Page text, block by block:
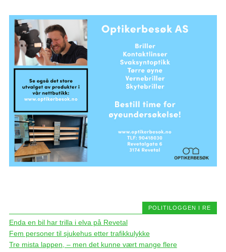
POLITILOGGEN I RE
Enda en bil har trilla i elva på Revetal
Fem personer til sjukehus etter trafikkulykke
Tre mista lappen, – men det kunne vært mange flere